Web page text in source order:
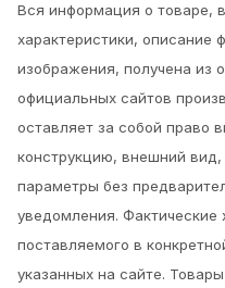
Вся информация о товаре,
характеристики, описание
изображения, получена из
официальных сайтов
оставляет за собой право
конструкцию, внешний
параметры без
уведомления. Фактические
поставляемого в
указанных на сайте.